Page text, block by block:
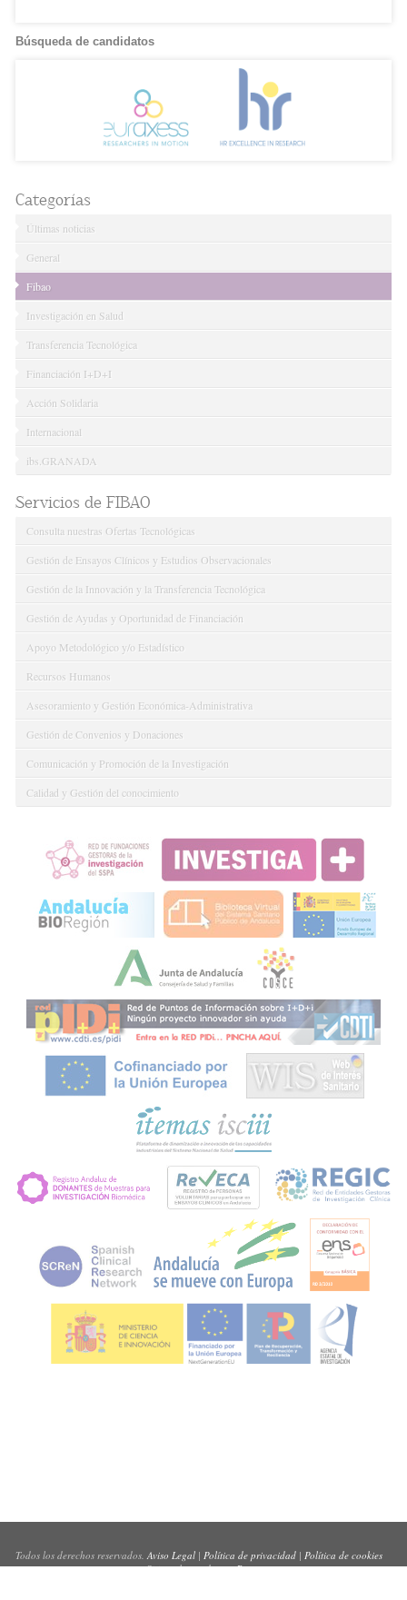
Búsqueda de candidatos
Categorías
Últimas noticias
General
Fibao
Investigación en Salud
Transferencia Tecnológica
Financiación I+D+I
Acción Solidaria
Internacional
ibs.GRANADA
Servicios de FIBAO
Consulta nuestras Ofertas Tecnológicas
Gestión de Ensayos Clínicos y Estudios Observacionales
Gestión de la Innovación y la Transferencia Tecnológica
Gestión de Ayudas y Oportunidad de Financiación
Apoyo Metodológico y/o Estadístico
Recursos Humanos
Asesoramiento y Gestión Económica-Administrativa
Gestión de Convenios y Donaciones
Comunicación y Promoción de la Investigación
Calidad y Gestión del conocimiento
Todos los derechos reservados.Aviso Legal| Política de privacidad| Política de cookies
Sitio web creado porPynso